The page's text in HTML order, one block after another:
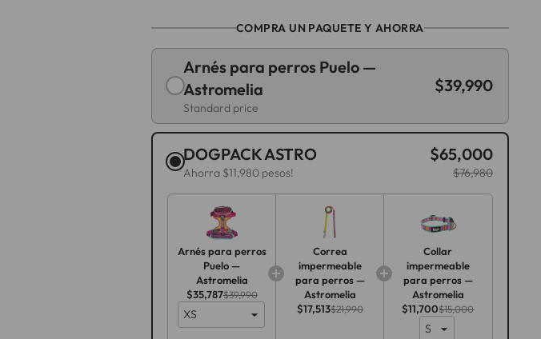
COMPRA UN PAQUETE Y AHORRA
Arnés para perros Puelo —
Astromelia
Standard price
$39,990
DOGPACK ASTRO
Ahorra $11,980 pesos!
$65,000
$76,980
Arnés para perros
Puelo —
Astromelia
$35,787$39,990
Correa
impermeable
para perros —
Astromelia
$17,513$21,990
Collar
impermeable
para perros —
Astromelia
$11,700$15,000